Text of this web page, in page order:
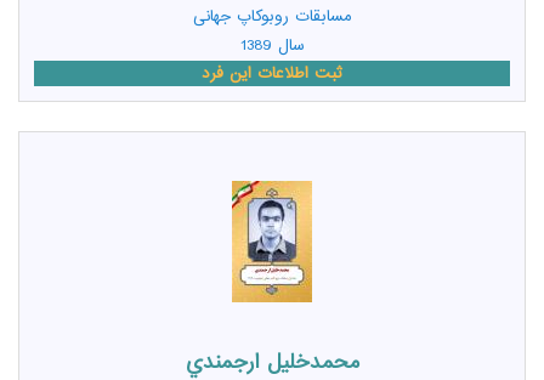
مسابقات روبوکاپ جهانی
سال 1389
ثبت اطلاعات این فرد
محمدخليل ارجمندي